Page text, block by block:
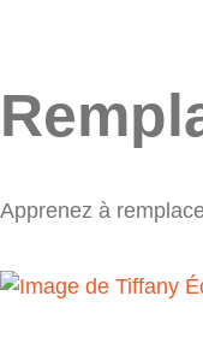
Apprenez à